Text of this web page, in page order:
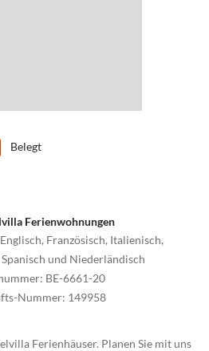
Belegt
Ferienwohnungen
Französisch, Italienisch,
und Niederländisch
: BE-6661-20
Nummer: 149958
Ferienhäuser. Planen Sie mit uns